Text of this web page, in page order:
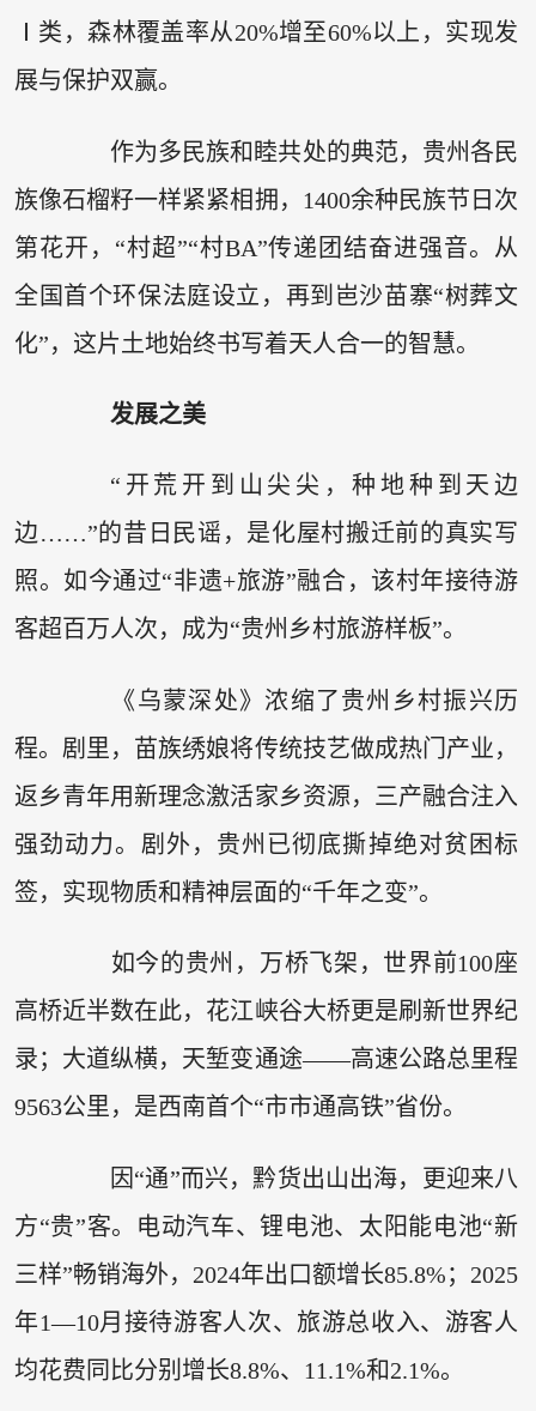
Ⅰ类，森林覆盖率从20%增至60%以上，实现发
展与保护双赢。
作为多民族和睦共处的典范，贵州各民
族像石榴籽一样紧紧相拥，1400余种民族节日次
第花开，“村超”“村BA”传递团结奋进强音。从
全国首个环保法庭设立，再到岜沙苗寨“树葬文
化”，这片土地始终书写着天人合一的智慧。
发展之美
“开荒开到山尖尖，种地种到天边
边……”的昔日民谣，是化屋村搬迁前的真实写
照。如今通过“非遗+旅游”融合，该村年接待游
客超百万人次，成为“贵州乡村旅游样板”。
《乌蒙深处》浓缩了贵州乡村振兴历
程。剧里，苗族绣娘将传统技艺做成热门产业，
返乡青年用新理念激活家乡资源，三产融合注入
强劲动力。剧外，贵州已彻底撕掉绝对贫困标
签，实现物质和精神层面的“千年之变”。
如今的贵州，万桥飞架，世界前100座
高桥近半数在此，花江峡谷大桥更是刷新世界纪
录；大道纵横，天堑变通途——高速公路总里程
9563公里，是西南首个“市市通高铁”省份。
因“通”而兴，黔货出山出海，更迎来八
方“贵”客。电动汽车、锂电池、太阳能电池“新
三样”畅销海外，2024年出口额增长85.8%；2025
年1—10月接待游客人次、旅游总收入、游客人
均花费同比分别增长8.8%、11.1%和2.1%。